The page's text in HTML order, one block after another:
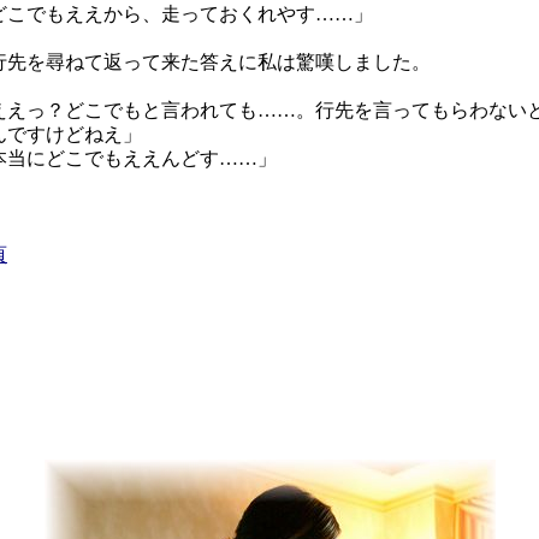
こでもええから、走っておくれやす……」
を尋ねて返って来た答えに私は驚嘆しました。
えっ？どこでもと言われても……。行先を言ってもらわない
ですけどねえ」
当にどこでもええんどす……」